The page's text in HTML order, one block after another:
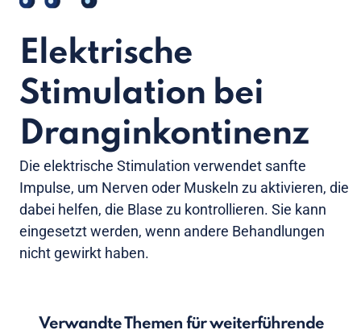
Elektrische
Stimulation bei
Dranginkontinenz
Die elektrische Stimulation verwendet sanfte
Impulse, um Nerven oder Muskeln zu aktivieren, die
dabei helfen, die Blase zu kontrollieren. Sie kann
eingesetzt werden, wenn andere Behandlungen
nicht gewirkt haben.
Verwandte Themen für weiterführende